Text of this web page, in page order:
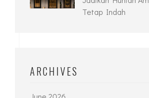
Inspirasi Desain